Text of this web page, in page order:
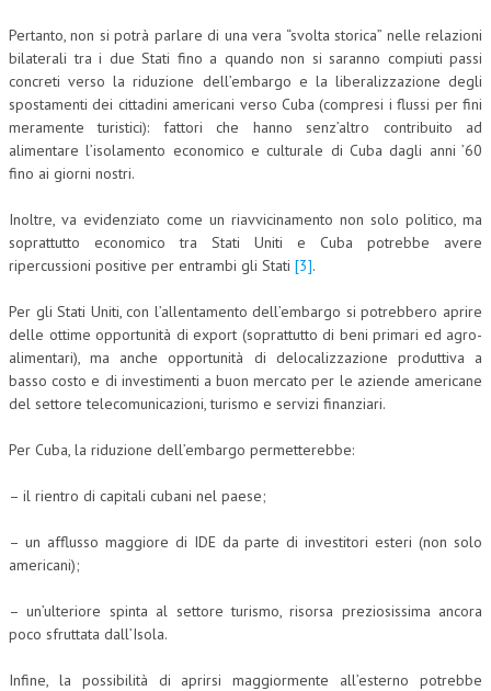
CIVILE
PENALE
NEWS
CORSI ENTI TERZI
BOLLETTINO FINANZIAMENTI
TELEGRAM
MATERIALE DIDATTICO
Pertanto, non si potrà parlare di una vera “svolta storica” nelle relazioni
bilaterali tra i due Stati fino a quando non si saranno compiuti passi
concreti verso la riduzione dell’embargo e la liberalizzazione degli
spostamenti dei cittadini americani verso Cuba (compresi i flussi per fini
meramente turistici): fattori che hanno senz’altro contribuito ad
alimentare l’isolamento economico e culturale di Cuba dagli anni ’60
fino ai giorni nostri.
Inoltre, va evidenziato come un riavvicinamento non solo politico, ma
soprattutto economico tra Stati Uniti e Cuba potrebbe avere
ripercussioni positive per entrambi gli Stati [3].
Per gli Stati Uniti, con l’allentamento dell’embargo si potrebbero aprire
delle ottime opportunità di export (soprattutto di beni primari ed agro-
alimentari), ma anche opportunità di delocalizzazione produttiva a
basso costo e di investimenti a buon mercato per le aziende americane
del settore telecomunicazioni, turismo e servizi finanziari.
Per Cuba, la riduzione dell’embargo permetterebbe:
– il rientro di capitali cubani nel paese;
– un afflusso maggiore di IDE da parte di investitori esteri (non solo
americani);
– un’ulteriore spinta al settore turismo, risorsa preziosissima ancora
poco sfruttata dall’Isola.
Infine, la possibilità di aprirsi maggiormente all’esterno potrebbe